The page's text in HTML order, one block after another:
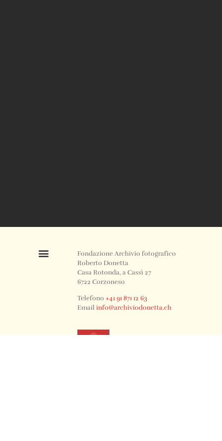
Fondazione Archivio fotografico
Roberto Donetta
Casa Rotonda, a Cassì 27
6722 Corzoneso
Telefono+41 91 871 12 63
Emailinfo@archiviodonetta.ch
0